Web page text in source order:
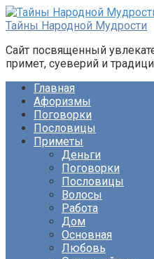
Перейти
к
Тайны Народной Мудрости
Сайт посвященный
примет, суеверий и
Главная
Афоризмы
Поговорки
Пословицы
Приметы
Деньги
Поговорки
Пословицы
Волосы
Работа
Дом
Основная
Любовь